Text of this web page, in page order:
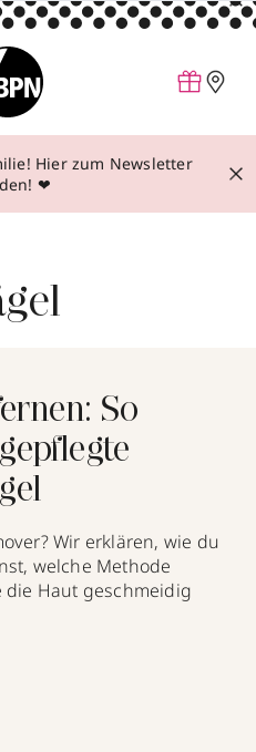
Hier zum Newsletter
❤
So
Wir erklären, wie du
welche Methode
Haut geschmeidig